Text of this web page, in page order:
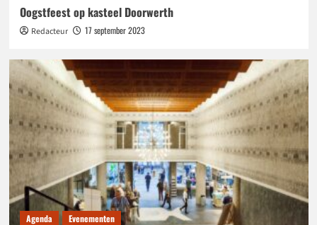
Oogstfeest op kasteel Doorwerth
Redacteur 17 september 2023
Agenda Evenementen